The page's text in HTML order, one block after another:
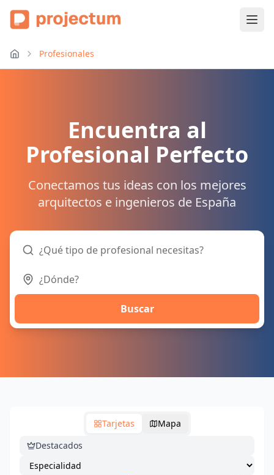
Profesionales
Encuentra al
Profesional Perfecto
Conectamos tus ideas con los mejores
arquitectos e ingenieros de España
Buscar
Tarjetas
Mapa
Destacados